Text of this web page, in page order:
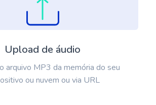
Upload de áudio
arquivo MP3 da memória do seu
ou nuvem ou via URL